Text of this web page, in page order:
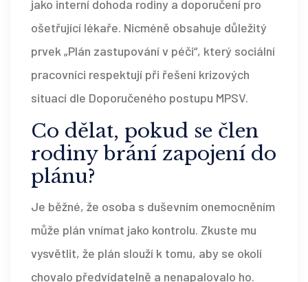
jako interní dohoda rodiny a doporučení pro
ošetřující lékaře. Nicméně obsahuje důležitý
prvek „Plán zastupování v péči“, který sociální
pracovníci respektují při řešení krizových
situací dle Doporučeného postupu MPSV.
Co dělat, pokud se člen
rodiny brání zapojení do
plánu?
Je běžné, že osoba s duševním onemocněním
může plán vnímat jako kontrolu. Zkuste mu
vysvětlit, že plán slouží k tomu, aby se okolí
chovalo předvídatelně a nenapalovalo ho.